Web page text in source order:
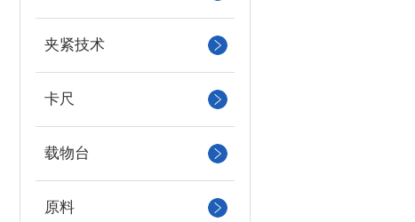
夹紧技术
卡尺
载物台
原料